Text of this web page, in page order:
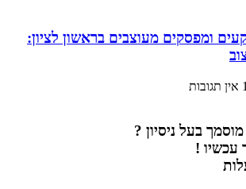
ומפסקים מעוצבים בראשון לציון:
אין תגובות
בעל ניסיון ?
עכשיו !